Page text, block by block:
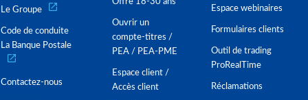
Le Groupe
Code de conduite
La Banque Postale
Contactez-nous
Ouvrir un
compte-titres /
PEA / PEA-PME
Espace client /
Accès client
Espace webinaires
Formulaires clients
Outil de trading
ProRealTime
Réclamations